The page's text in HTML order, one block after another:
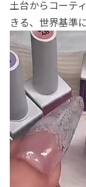
土台からコーテ
きる、世界基準